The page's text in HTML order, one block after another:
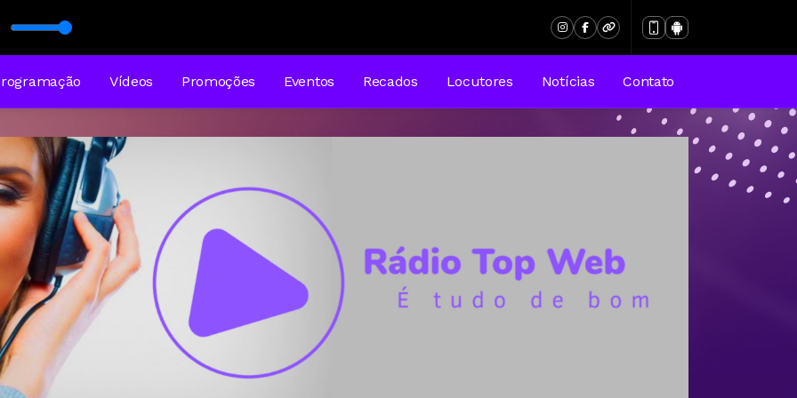
Vídeos Promoções Eventos Recados Locutores Notícias Contato